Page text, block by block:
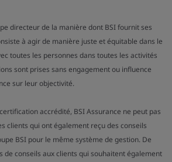
directeur de la manière dont BSI fournit ses
à agir de manière juste et équitable dans le
toutes les personnes dans toutes les activités
sont prises sans engagement ou influence
sur leur objectivité.
accrédité, BSI Assurance ne peut pas
clients qui ont également reçu des conseils
BSI pour le même système de gestion. De
de conseils aux clients qui souhaitent également